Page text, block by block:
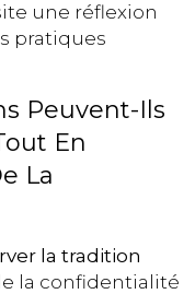
une réflexion
pratiques
Peuvent-Ils
En
La
la tradition
la confidentialité